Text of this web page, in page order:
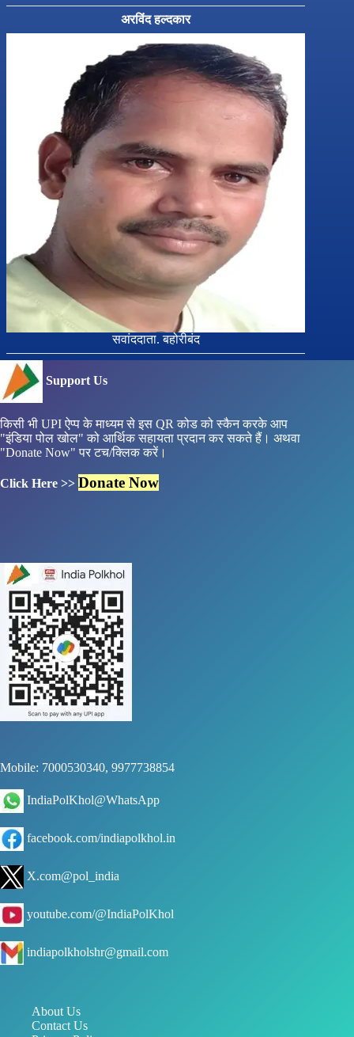
अरविंद हल्दकार
सवांददाता. बहोरीबंद
Support Us
किसी भी UPI ऐप्प के माध्यम से इस QR कोड को स्कैन करके आप
"इंडिया पोल खोल" को आर्थिक सहायता प्रदान कर सकते हैं। अथवा
"Donate Now" पर टच/क्लिक करें।
Click Here >> Donate Now
Mobile: 7000530340, 9977738854
IndiaPolKhol@WhatsApp
facebook.com/indiapolkhol.in
X.com@pol_india
youtube.com/@IndiaPolKhol
indiapolkholshr@gmail.com
About Us
Contact Us